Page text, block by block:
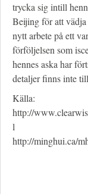
trycka sig intill
Beijing för att vädja
nytt arbete på ett
förföljelsen som
hennes aska har
detaljer finns inte
Källa:
http://
l
http://minghui.ca/